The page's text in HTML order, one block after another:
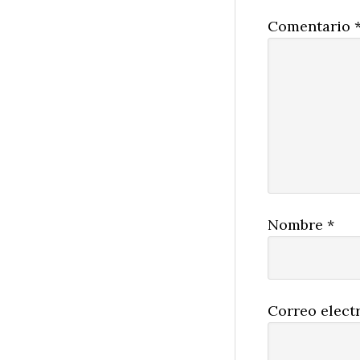
Comentario
Nombre *
Correo